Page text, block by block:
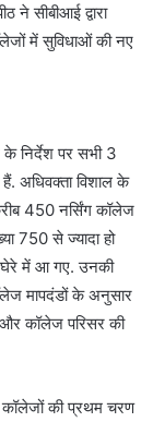
ने सीबीआई द्वारा
में सुविधाओं की नए
के निर्देश पर सभी 3
हैं. अधिवक्ता विशाल के
450 नर्सिंग कॉलेज
750 से ज्यादा हो
में आ गए. उनकी
मापदंडों के अनुसार
और कॉलेज परिसर की
की प्रथम चरण